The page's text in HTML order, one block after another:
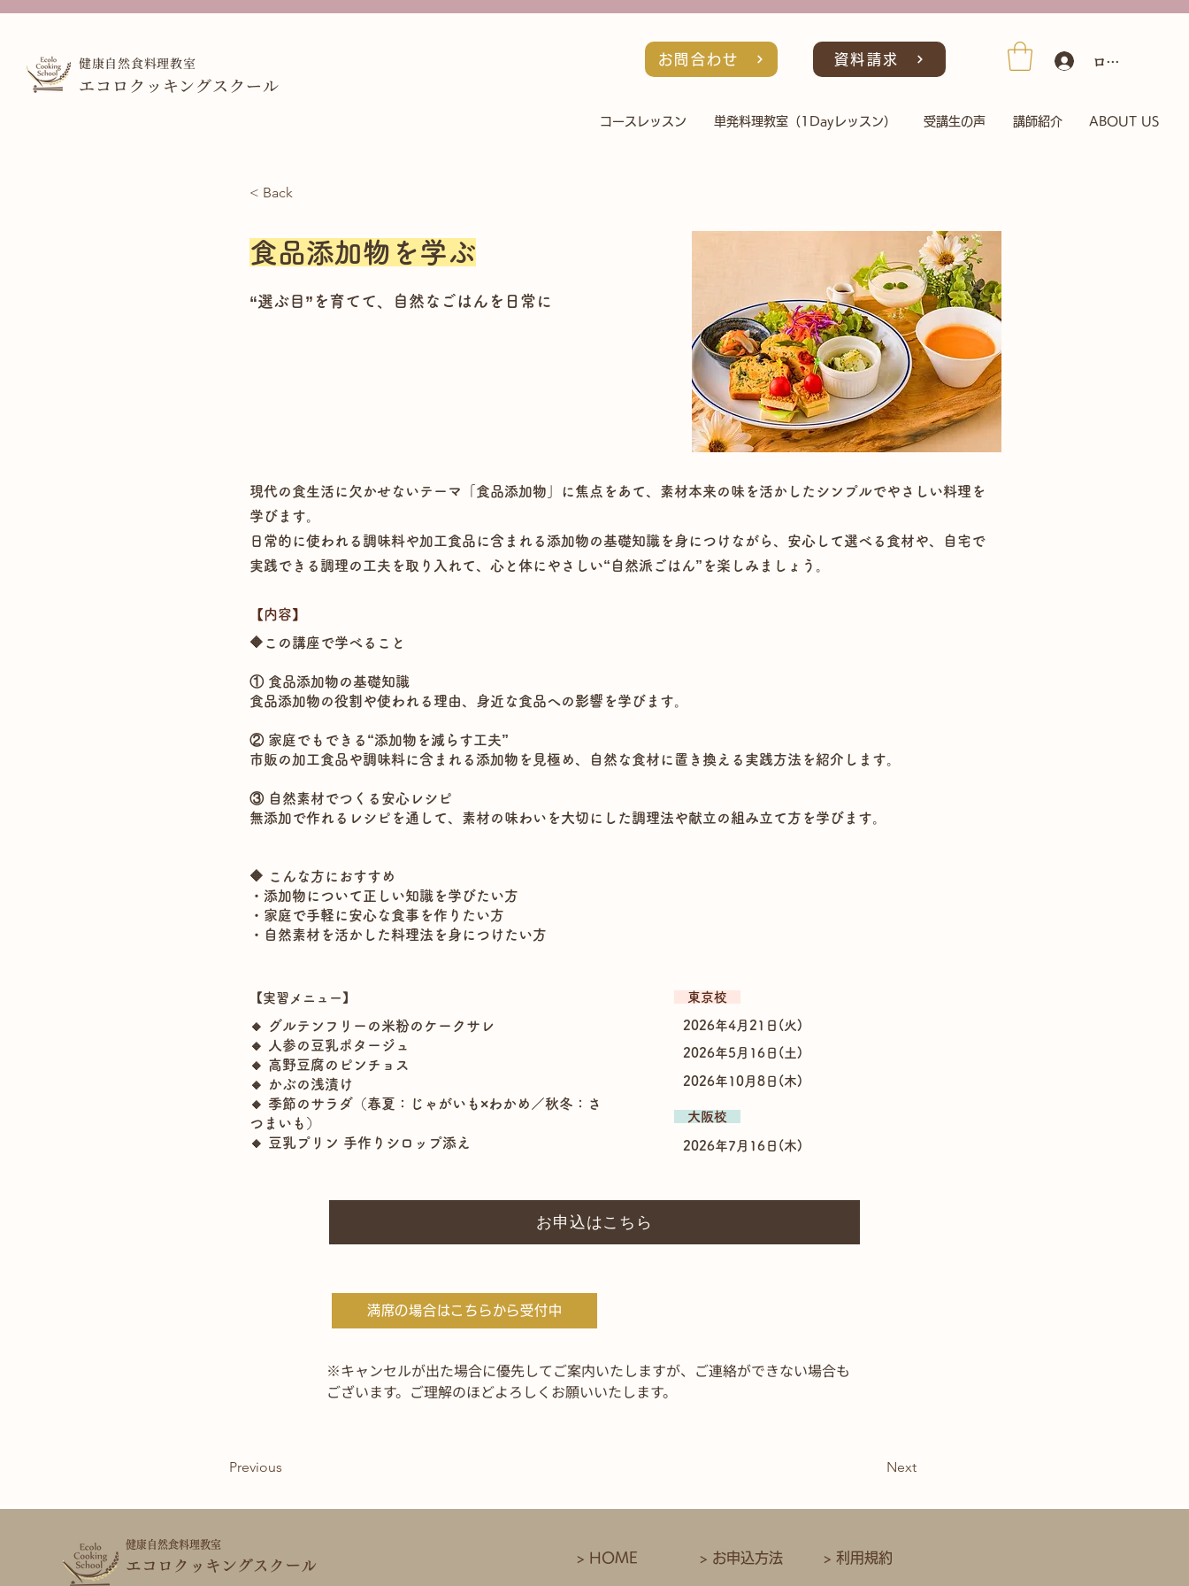
健康自然食料理教室
エコロクッキングスクール
お問合わせ 資料請求 ログイン/会員
コースレッスン 単発料理教室（1Dayレッスン） 受講生の声 講師紹介 ABOUT US
< Back
食品添加物を学ぶ
“選ぶ目”を育てて、自然なごはんを日常に
現代の食生活に欠かせないテーマ「食品添加物」に焦点をあて、素材本来の味を活かしたシンプルでやさしい料理を
学びます。
日常的に使われる調味料や加工食品に含まれる添加物の基礎知識を身につけながら、安心して選べる食材や、自宅で
実践できる調理の工夫を取り入れて、心と体にやさしい“自然派ごはん”を楽しみましょう。
【​内容】
🔶この講座で学べること
① 食品添加物の基礎知識
食品添加物の役割や使われる理由、身近な食品への影響を学びます。
② 家庭でもできる“添加物を減らす工夫”
市販の加工食品や調味料に含まれる添加物を見極め、自然な食材に置き換える実践方法を紹介します。
③ 自然素材でつくる安心レシピ
無添加で作れるレシピを通して、素材の味わいを大切にした調理法や献立の組み立て方を学びます。
🔶 こんな方におすすめ
・添加物について正しい知識を学びたい方
・家庭で手軽に安心な食事を作りたい方
・自然素材を活かした料理法を身につけたい方
【実習メニュー】
🔸 グルテンフリーの米粉のケークサレ
🔸 人参の豆乳ポタージュ
🔸 高野豆腐のピンチョス
🔸 かぶの浅漬け
🔸 季節のサラダ（春夏：じゃがいも×わかめ／秋冬：さ
つまいも）
🔸 豆乳プリン 手作りシロップ添え
​ 東京校
2026年4月21日(火)
2026年5月16日(土)
2026年10月8日(木)
​ 大阪校
2026年7月16日(木)
お申込はこちら
満席の場合はこちらから受付中
※キャンセルが出た場合に優先してご案内いたしますが、ご連絡ができない場合も
ございます。ご理解のほどよろしくお願いいたします。
Previous Next
健康自然食料理教室
​エコロクッキングスクール > HOME > お申込方法 > 利用規約